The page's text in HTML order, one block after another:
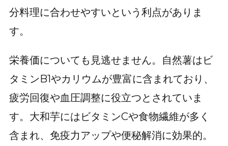
分料理に合わせやすいという利点がありま
す。
栄養価についても見逃せません。自然薯はビ
タミンB1やカリウムが豊富に含まれており、
疲労回復や血圧調整に役立つとされていま
す。大和芋にはビタミンCや食物繊維が多く
含まれ、免疫力アップや便秘解消に効果的。